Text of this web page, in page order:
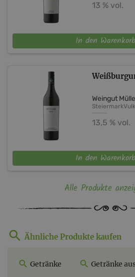
13 % vol.
In den Warenkorb
Weingut
Steiermark
13,5 % vol.
In den Warenkorb
Alle Produkte
Ähnliche Produkte kaufen
Getränke Getränke